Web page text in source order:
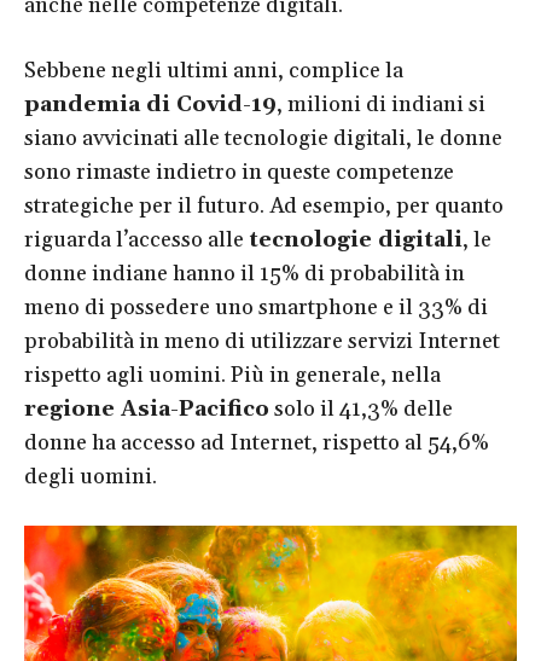
Sebbene negli ultimi anni, complice la
pandemia di Covid-19, milioni di indiani si
siano avvicinati alle tecnologie digitali, le donne
sono rimaste indietro in queste competenze
strategiche per il futuro. Ad esempio, per quanto
riguarda l’accesso alle tecnologie digitali, le
donne indiane hanno il 15% di probabilità in
meno di possedere uno smartphone e il 33% di
probabilità in meno di utilizzare servizi Internet
rispetto agli uomini. Più in generale, nella
regione Asia-Pacifico solo il 41,3% delle
donne ha accesso ad Internet, rispetto al 54,6%
degli uomini.